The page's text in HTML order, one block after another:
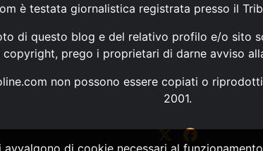
è testata giornalistica registrata presso il
di questo blog e del relativo profilo e/o sito
prego i proprietari di darne avviso
non possono essere copiati o
2001.
di cookie necessari al